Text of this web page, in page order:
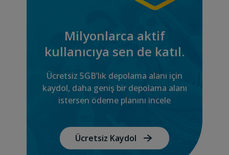
Milyonlarca aktif
kullanıcıya sen de katıl.
Ücretsiz 5GB’lık depolama alanı için
kaydol, daha geniş bir depolama alanı
istersen ödeme planını incele
Ücretsiz Kaydol